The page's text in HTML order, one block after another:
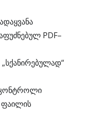
PDF–
ფაილის